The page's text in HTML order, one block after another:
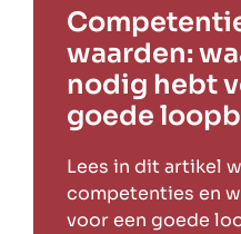
waarden:
nodig hebt
goede
Lees in dit artikel
competenties en
voor een goede